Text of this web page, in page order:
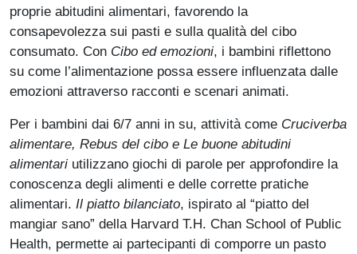
proprie abitudini alimentari, favorendo la
consapevolezza sui pasti e sulla qualità del cibo
consumato. Con Cibo ed emozioni, i bambini riflettono
su come l’alimentazione possa essere influenzata dalle
emozioni attraverso racconti e scenari animati.
Per i bambini dai 6/7 anni in su, attività come Cruciverba
alimentare, Rebus del cibo e Le buone abitudini
alimentari utilizzano giochi di parole per approfondire la
conoscenza degli alimenti e delle corrette pratiche
alimentari. Il piatto bilanciato, ispirato al “piatto del
mangiar sano” della Harvard T.H. Chan School of Public
Health, permette ai partecipanti di comporre un pasto